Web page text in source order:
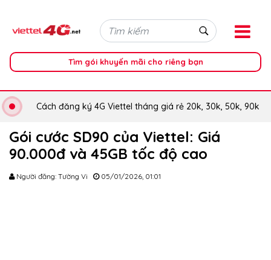
Tìm gói khuyến mãi cho riêng bạn
Cách đăng ký 4G Viettel tháng giá rẻ 20k, 30k, 50k, 90k
Gói cước SD90 của Viettel: Giá
90.000đ và 45GB tốc độ cao
Người đăng: Tường Vi 05/01/2026, 01:01